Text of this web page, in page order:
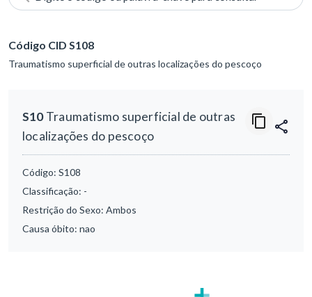
Código CID S108
Traumatismo superficial de outras localizações do pescoço
S10Traumatismo superficial de outras
localizações do pescoço
Código: S108
Classificação: -
Restrição do Sexo: Ambos
Causa óbito: nao